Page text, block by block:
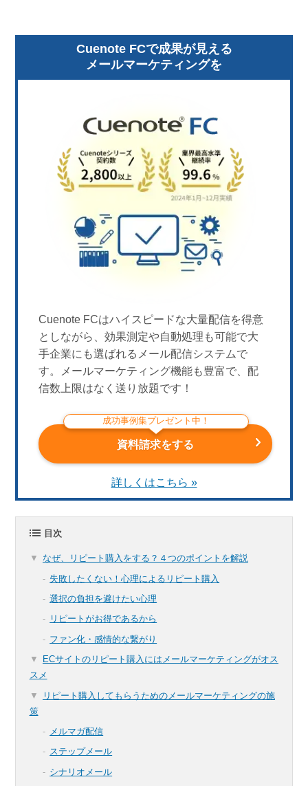
Cuenote FCで成果が見える
メールマーケティングを
Cuenote FCはハイスピードな大量配信を得意
としながら、効果測定や自動処理も可能で大
手企業にも選ばれるメール配信システムで
す。メールマーケティング機能も豊富で、配
信数上限はなく送り放題です！
成功事例集プレゼント中！
資料請求をする
詳しくはこちら »
目次
なぜ、リピート購入をする？４つのポイントを解説
失敗したくない！心理によるリピート購入
選択の負担を避けたい心理
リピートがお得であるから
ファン化・感情的な繋がり
ECサイトのリピート購入にはメールマーケティングがオス
スメ
リピート購入してもらうためのメールマーケティングの施
策
メルマガ配信
ステップメール
シナリオメール